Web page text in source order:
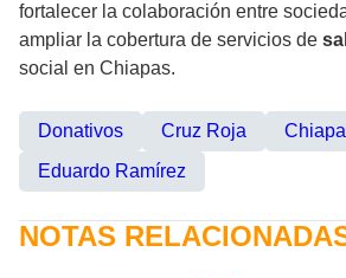
fortalecer la colaboración entre
ampliar la cobertura de servicios de
social en Chiapas.
Donativos Cruz Roja
Eduardo Ramírez
NOTAS